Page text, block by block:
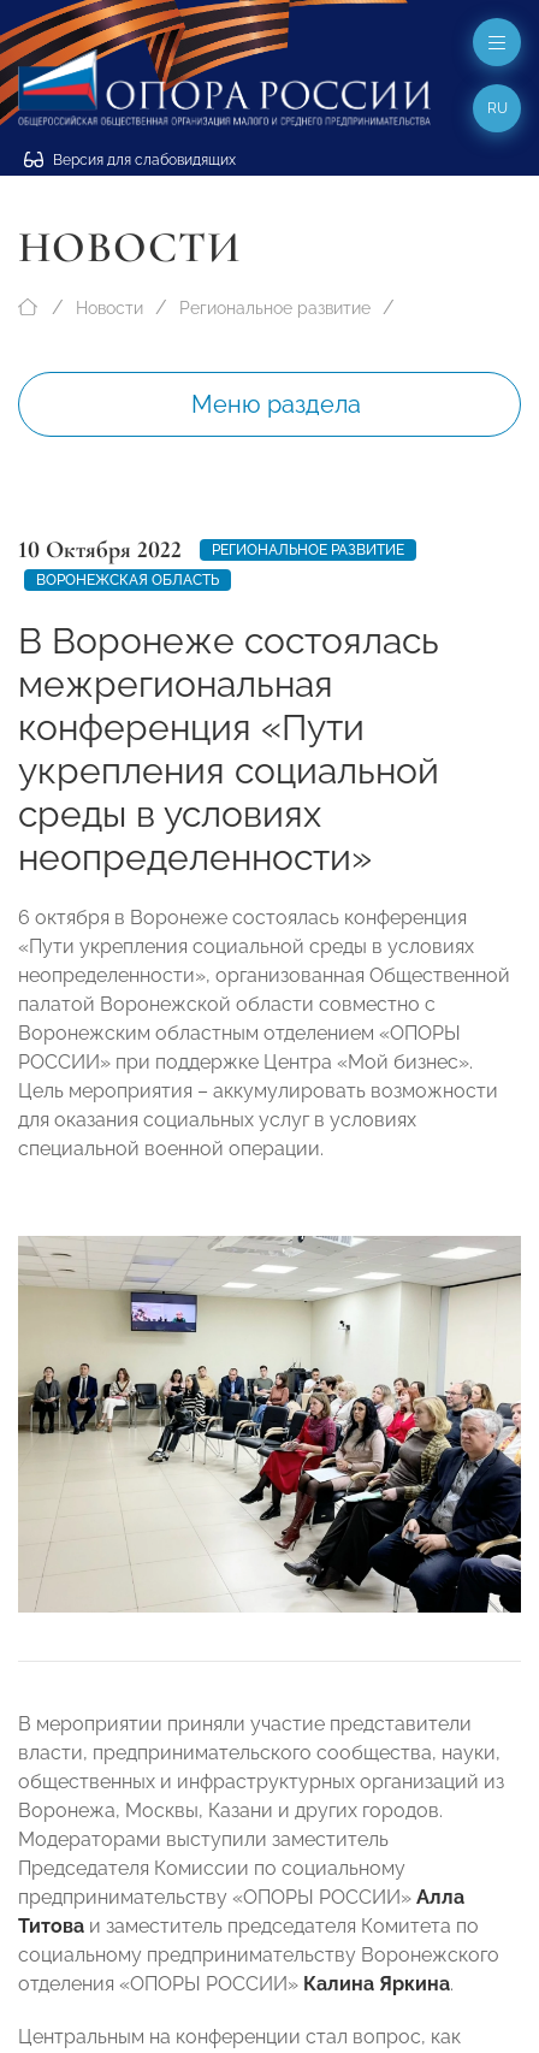
Версия для слабовидящих
RU
НОВОСТИ
Новости Региональное развитие
Меню раздела
10 Октября 2022
РЕГИОНАЛЬНОЕ РАЗВИТИЕ
ВОРОНЕЖСКАЯ ОБЛАСТЬ
В Воронеже состоялась
межрегиональная
конференция «Пути
укрепления социальной
среды в условиях
неопределенности»
6 октября в Воронеже состоялась конференция
«Пути укрепления социальной среды в условиях
неопределенности», организованная Общественной
палатой Воронежской области совместно с
Воронежским областным отделением «ОПОРЫ
РОССИИ» при поддержке Центра «Мой бизнес».
Цель мероприятия – аккумулировать возможности
для оказания социальных услуг в условиях
специальной военной операции.
В мероприятии приняли участие представители
власти, предпринимательского сообщества, науки,
общественных и инфраструктурных организаций из
Воронежа, Москвы, Казани и других городов.
Модераторами выступили заместитель
Председателя Комиссии по социальному
предпринимательству «ОПОРЫ РОССИИ» Алла
Титова и заместитель председателя Комитета по
социальному предпринимательству Воронежского
отделения «ОПОРЫ РОССИИ» Калина Яркина.
Центральным на конференции стал вопрос, как